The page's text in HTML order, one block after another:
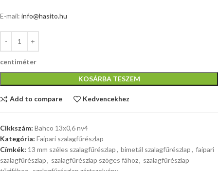
E-mail: info@hasito.hu
centiméter
KOSÁRBA TESZEM
Add to compare Kedvencekhez
Cikkszám: Bahco 13x0,6 nv4
Kategória: Faipari szalagfűrészlap
Címkék: 13 mm széles szalagfűrészlap, bimetál szalagfűrészlap, faipari
szalagfűrészlap, szalagfűrészlap szöges fához, szalagfűrészlap